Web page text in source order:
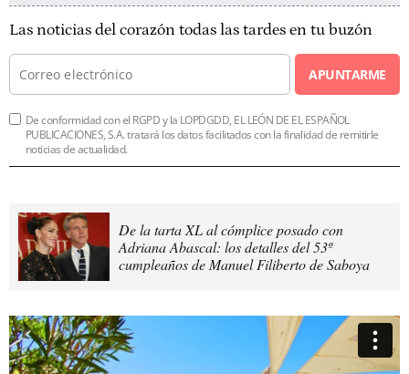
Las noticias del corazón todas las tardes en tu buzón
APUNTARME
De conformidad con el RGPD y la LOPDGDD, EL LEÓN DE EL ESPAÑOL
PUBLICACIONES, S.A. tratará los datos facilitados con la finalidad de remitirle
noticias de actualidad.
De la tarta XL al cómplice posado con
Adriana Abascal: los detalles del 53º
cumpleaños de Manuel Filiberto de Saboya